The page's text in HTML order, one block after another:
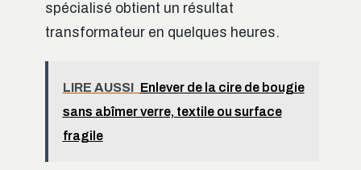
spécialisé obtient un résultat
transformateur en quelques heures.
LIRE AUSSI Enlever de la cire de bougie
sans abîmer verre, textile ou surface
fragile